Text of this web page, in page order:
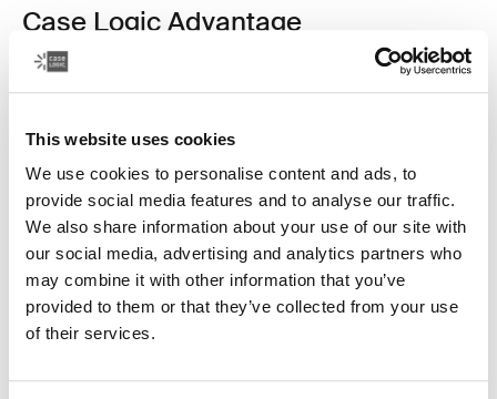
This website uses cookies
We use cookies to personalise content and ads, to
provide social media features and to analyse our traffic.
We also share information about your use of our site with
our social media, advertising and analytics partners who
may combine it with other information that you’ve
provided to them or that they’ve collected from your use
of their services.
Case Logic Advantage
attaché-case pour ordinateur portable 11,6"
29,99 €
Couleur
Case Logic Advantage 11.6" Attaché Noir (selected)